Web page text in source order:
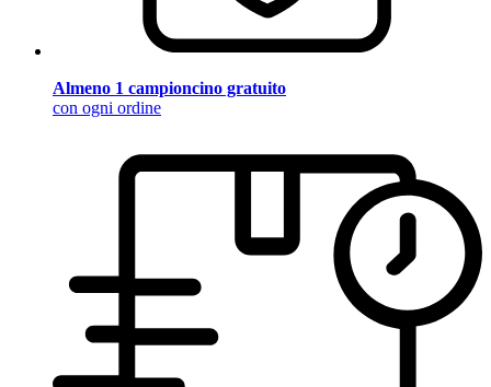
Almeno 1 campioncino gratuito
con ogni ordine